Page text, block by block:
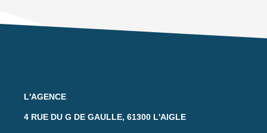
L'AGENCE
4 RUE DU G DE GAULLE, 61300 L'AIGLE